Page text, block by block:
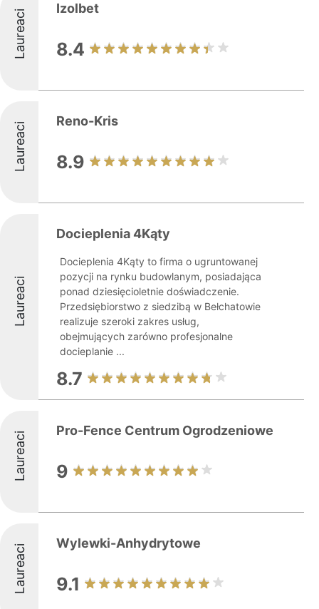
Laureaci Izolbet
8.4
Laureaci Reno-Kris
8.9
Laureaci
Docieplenia 4Kąty
Docieplenia 4Kąty to firma o ugruntowanej
pozycji na rynku budowlanym, posiadająca
ponad dziesięcioletnie doświadczenie.
Przedsiębiorstwo z siedzibą w Bełchatowie
realizuje szeroki zakres usług,
obejmujących zarówno profesjonalne
docieplanie ...
8.7
Laureaci Pro-Fence Centrum Ogrodzeniowe
9
Laureaci Wylewki-Anhydrytowe
9.1